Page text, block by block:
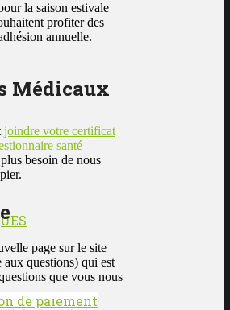
de paiement
la saison estivale
profiter des
annuelle.
Médicaux
joindre votre certificat
santé
besoin de nous
page sur le site
aux questions) qui est
que vous nous